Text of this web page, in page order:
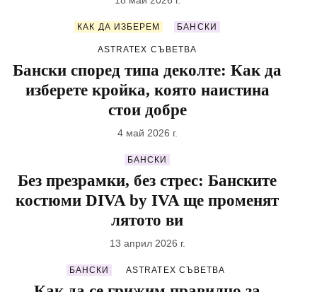
КАК ДА ИЗБЕРЕМ БАНСКИ
ASTRATEX СЪВЕТВA
Бански според типа деколте: Как да
изберете кройка, която наистина
стои добре
4 май 2026 г.
БАНСКИ
Без презрамки, без стрес: Банските
костюми DIVA by IVA ще променят
лятото ви
13 април 2026 г.
БАНСКИ ASTRATEX СЪВЕТВA